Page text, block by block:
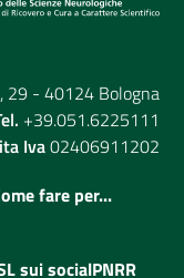
29 - 40124 Bologna
+39.051.6225111
Iva02406911202
fare per...
sui socialPNRR